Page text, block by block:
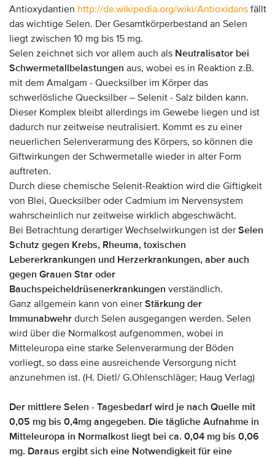
Antioxydantien http://de.wikipedia.org/wiki/Antioxidans fällt
das wichtige Selen. Der Gesamtkörperbestand an Selen
liegt zwischen 10 mg bis 15 mg.
Selen zeichnet sich vor allem auch als Neutralisator bei
Schwermetallbelastungen aus, wobei es in Reaktion z.B.
mit dem Amalgam - Quecksilber im Körper das
schwerlösliche Quecksilber – Selenit - Salz bilden kann.
Dieser Komplex bleibt allerdings im Gewebe liegen und ist
dadurch nur zeitweise neutralisiert. Kommt es zu einer
neuerlichen Selenverarmung des Körpers, so können die
Giftwirkungen der Schwermetalle wieder in alter Form
auftreten.
Durch diese chemische Selenit-Reaktion wird die Giftigkeit
von Blei, Quecksilber oder Cadmium im Nervensystem
wahrscheinlich nur zeitweise wirklich abgeschwächt.
Bei Betrachtung derartiger Wechselwirkungen ist der Selen
Schutz gegen Krebs, Rheuma, toxischen
Lebererkrankungen und Herzerkrankungen, aber auch
gegen Grauen Star oder
Bauchspeicheldrüsenerkrankungen verständlich.
Ganz allgemein kann von einer Stärkung der
Immunabwehr durch Selen ausgegangen werden. Selen
wird über die Normalkost aufgenommen, wobei in
Mitteleuropa eine starke Selenverarmung der Böden
vorliegt, so dass eine ausreichende Versorgung nicht
anzunehmen ist. (H. Dietl/ G.Ohlenschläger; Haug Verlag)
Der mittlere Selen - Tagesbedarf wird je nach Quelle mit
0,05 mg bis 0,4mg angegeben. Die tägliche Aufnahme in
Mitteleuropa in Normalkost liegt bei ca. 0,04 mg bis 0,06
mg. Daraus ergibt sich eine Notwendigkeit für eine